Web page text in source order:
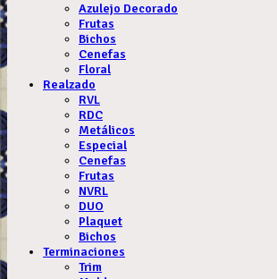
Azulejo Decorado
Frutas
Bichos
Cenefas
Floral
Realzado
RVL
RDC
Metálicos
Especial
Cenefas
Frutas
NVRL
DUO
Plaquet
Bichos
Terminaciones
Trim